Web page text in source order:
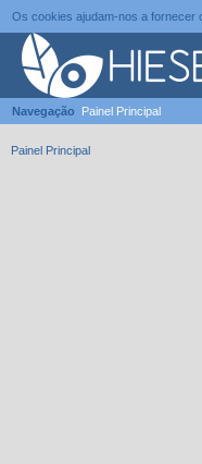
Os cookies ajudam-nos a
Navegação Painel Principal
Painel Principal